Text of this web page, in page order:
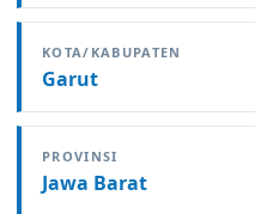
KOTA/KABUPATEN
Garut
PROVINSI
Jawa Barat